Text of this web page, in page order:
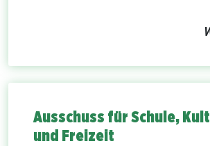
Ausschuss für Schule,
und Freizeit